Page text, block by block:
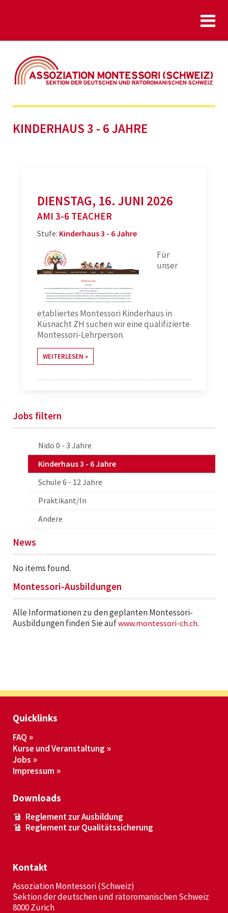
KINDERHAUS 3 - 6 JAHRE
DIENSTAG, 16. JUNI 2026
AMI 3-6 TEACHER
Stufe: Kinderhaus 3 - 6 Jahre
Für
unser
etabliertes Montessori Kinderhaus in
Küsnacht ZH suchen wir eine qualifizierte
Montessori-Lehrperson.
WEITERLESEN
Jobs filtern
Nido 0 - 3 Jahre
Kinderhaus 3 - 6 Jahre
Schule 6 - 12 Jahre
Praktikant/In
Andere
News
No items found.
Montessori-Ausbildungen
Alle Informationen zu den geplanten Montessori-
Ausbildungen finden Sie aufwww.montessori-ch.ch.
Quicklinks
FAQ
Kurse und Veranstaltung
Jobs
Impressum
Downloads
Reglement zur Ausbildung
Reglement zur Qualitätssicherung
Kontakt
Assoziation Montessori (Schweiz)
Sektion der deutschen und rätoromanischen Schweiz
8000 Zürich